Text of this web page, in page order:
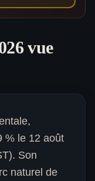
vue
% le 12 août
Son
naturel de